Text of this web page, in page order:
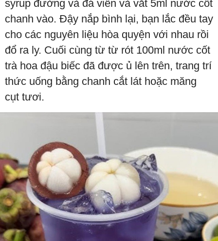
syrup đường và đá viên và vắt 5ml nước cốt
chanh vào. Đậy nắp bình lại, bạn lắc đều tay
cho các nguyên liệu hòa quyện với nhau rồi
đổ ra ly. Cuối cùng từ từ rót 100ml nước cốt
trà hoa đậu biếc đã được ủ lên trên, trang trí
thức uống bằng chanh cắt lát hoặc măng
cụt tươi.